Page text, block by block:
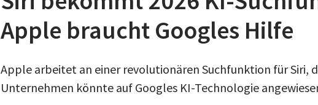
Apple braucht Googles Hilfe
Apple arbeitet an einer revolutionären Suchfunktion für Siri,
Unternehmen könnte auf Googles KI-Technologie